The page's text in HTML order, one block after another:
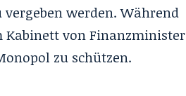
werden. Während
Kabinett von Finanzminister
zu schützen.